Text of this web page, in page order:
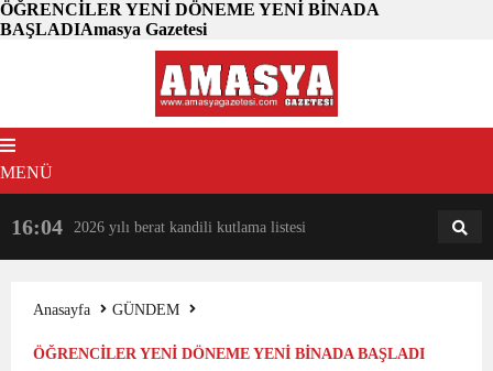
ÖĞRENCİLER YENİ DÖNEME YENİ BİNADA
BAŞLADIAmasya Gazetesi
MENÜ
16:04 2026 yılı berat kandili kutlama listesi 18:31
Anasayfa
GÜNDEM
ÖĞRENCİLER YENİ DÖNEME YENİ BİNADA BAŞLADI